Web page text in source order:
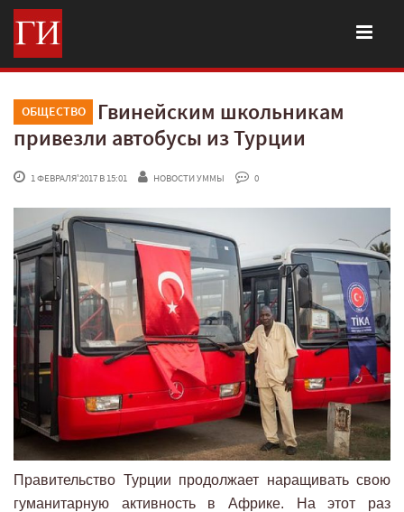
ОБЩЕСТВО
Гвинейским школьникам
привезли автобусы из Турции
1 ФЕВРАЛЯ'2017 В 15:01 НОВОСТИ УММЫ 0
Правительство Турции продолжает наращивать свою
гуманитарную активность в Африке. На этот раз